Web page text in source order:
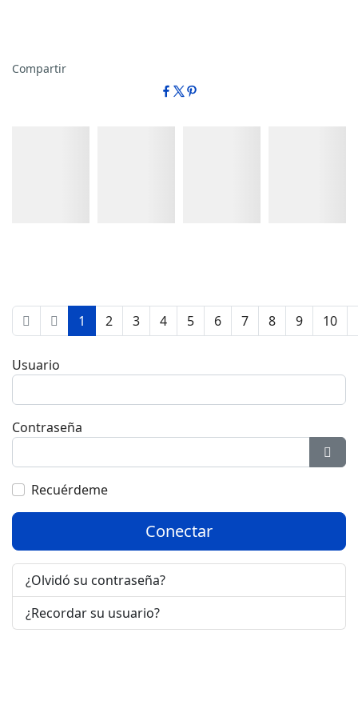
Compartir
1 2 3 4 5 6 7 8 9 10
Usuario
Contraseña
Recuérdeme
Conectar
¿Olvidó su contraseña?
¿Recordar su usuario?